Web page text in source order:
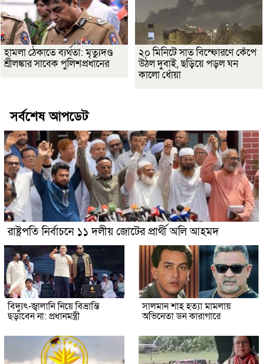
হামলা ঠেকাতে ব্যর্থতা: মৃত্যুদণ্ড
শ্রীলঙ্কার সাবেক পুলিশপ্রধানের
২০ মিনিটে সাত বিস্ফোরণে কেঁপে
উঠল দুবাই, ছড়িয়ে পড়ল ঘন
কালো ধোঁয়া
সর্বশেষ আপডেট
রাষ্ট্রপতি নির্বাচনে ১১ দলীয় জোটের প্রার্থী অলি আহমদ
বিদ্যুৎ-জ্বালানি নিয়ে বিভ্রান্তি
ছড়াবেন না: প্রধানমন্ত্রী
সালমান শাহ হত্যা মামলায়
অভিনেতা ডন কারাগারে